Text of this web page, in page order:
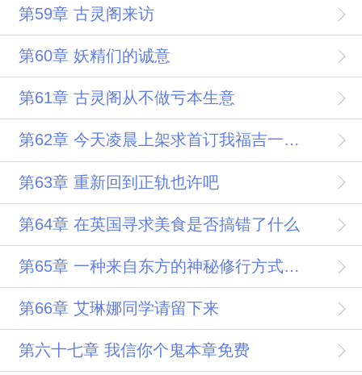
第59章 古灵阁来访
第60章 妖精们的诚意
第61章 古灵阁从不做亏本生意
第62章 今天凌晨上架求首订我福吉一定会查出到底是谁
第63章 重新回到正轨也许吧
第64章 在英国寻求美食是否搞错了什么
第65章 一种来自东方的神秘修行方式三更叉腰hing
第66章 艾琳娜同学请留下来
第六十七章 我信你个鬼本章免费